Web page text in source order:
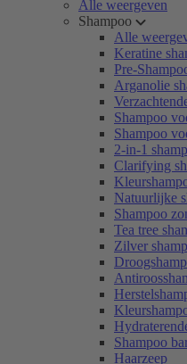
Alle weergeven
Shampoo
Alle
Keratine
Pre-
Arganolie
Shampoo
Shampoo
2-in-1
Clarifying
Natuurlijke
Shampoo
Tea tree
Zilver
Shampoo
Haarzeep